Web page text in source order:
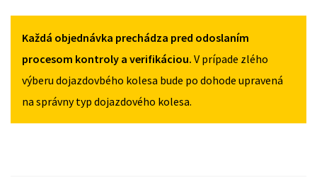
SPRINTER
RWD
(W907)
2018
Každá objednávka prechádza pred odoslaním
procesom kontroly a verifikáciou. V prípade zlého
výberu dojazdovbého kolesa bude po dohode upravená
na správny typ dojazdového kolesa.